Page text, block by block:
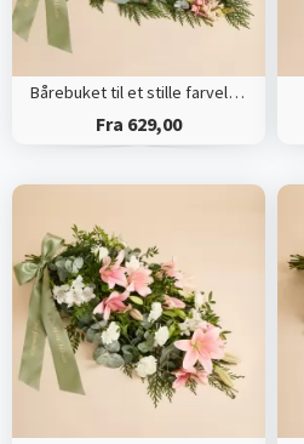
Bårebuket til et stille farvel med bånd
Fra 629,00